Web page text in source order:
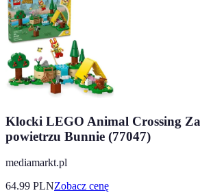
Klocki LEGO Animal Crossing
powietrzu Bunnie (77047)
mediamarkt.pl
64.99 PLNZobacz cenę